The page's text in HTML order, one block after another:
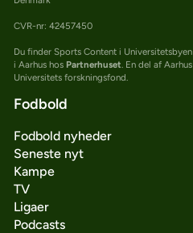
CVR-nr: 42457450
Du finder Sports Content i Universitetsbyen
i Aarhus hos Partnerhuset. En del af Aarhus
Universitets forskningsfond.
Fodbold
Fodbold nyheder
Seneste nyt
Kampe
TV
Ligaer
Podcasts